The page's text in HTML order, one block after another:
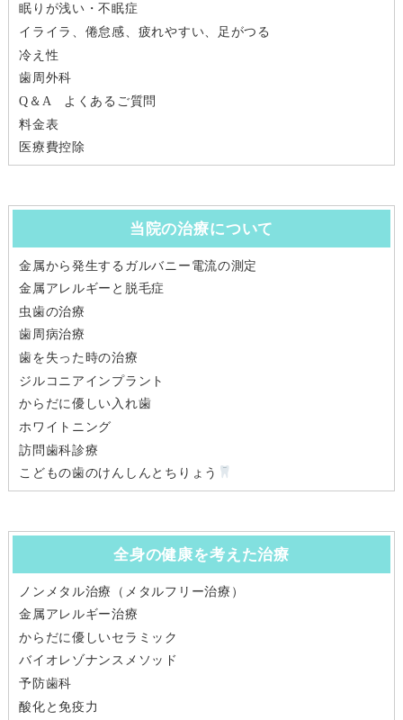
眠りが浅い・不眠症
イライラ、倦怠感、疲れやすい、足がつる
冷え性
歯周外科
Q＆A よくあるご質問
料金表
医療費控除
当院の治療について
金属から発生するガルバニー電流の測定
金属アレルギーと脱毛症
虫歯の治療
歯周病治療
歯を失った時の治療
ジルコニアインプラント
からだに優しい入れ歯
ホワイトニング
訪問歯科診療
こどもの歯のけんしんとちりょう
全身の健康を考えた治療
ノンメタル治療（メタルフリー治療）
金属アレルギー治療
からだに優しいセラミック
バイオレゾナンスメソッド
予防歯科
酸化と免疫力